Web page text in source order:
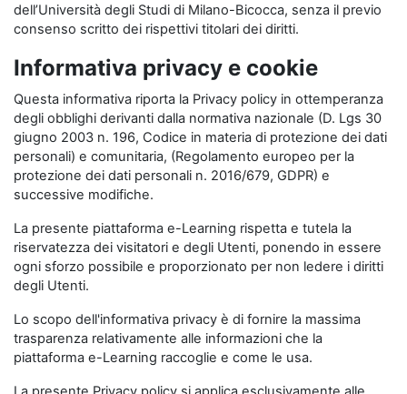
dell’Università degli Studi di Milano-Bicocca, senza il previo
consenso scritto dei rispettivi titolari dei diritti.
Informativa privacy e cookie
Questa informativa riporta la Privacy policy in ottemperanza
degli obblighi derivanti dalla normativa nazionale (D. Lgs 30
giugno 2003 n. 196, Codice in materia di protezione dei dati
personali) e comunitaria, (Regolamento europeo per la
protezione dei dati personali n. 2016/679, GDPR) e
successive modifiche.
La presente piattaforma e-Learning rispetta e tutela la
riservatezza dei visitatori e degli Utenti, ponendo in essere
ogni sforzo possibile e proporzionato per non ledere i diritti
degli Utenti.
Lo scopo dell'informativa privacy è di fornire la massima
trasparenza relativamente alle informazioni che la
piattaforma e-Learning raccoglie e come le usa.